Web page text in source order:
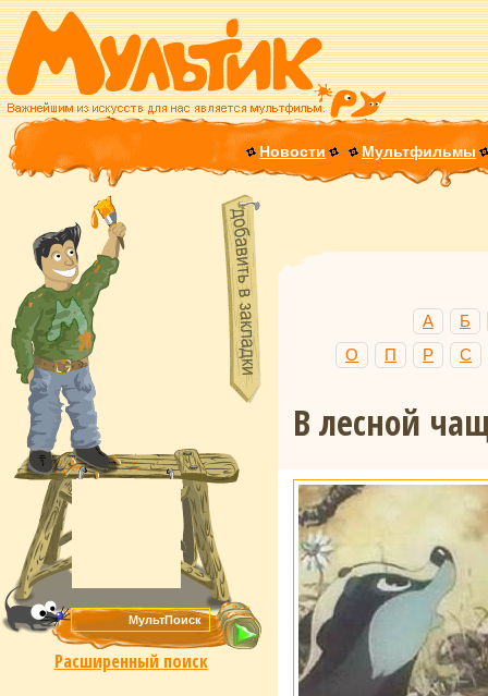
Новости Мультфильмы
Расширенный поиск
А
Б
О
П Р С
В лесной